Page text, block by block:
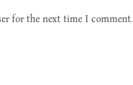
for the next time I comment.